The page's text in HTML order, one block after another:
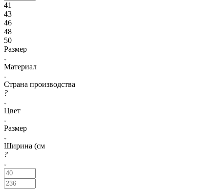
41
43
46
48
50
Размер
Материал
Страна производства
?
Цвет
Размер
Ширина (см
?